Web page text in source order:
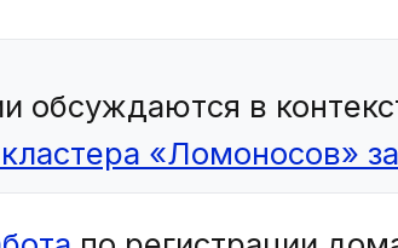
в
«Ломоносов»